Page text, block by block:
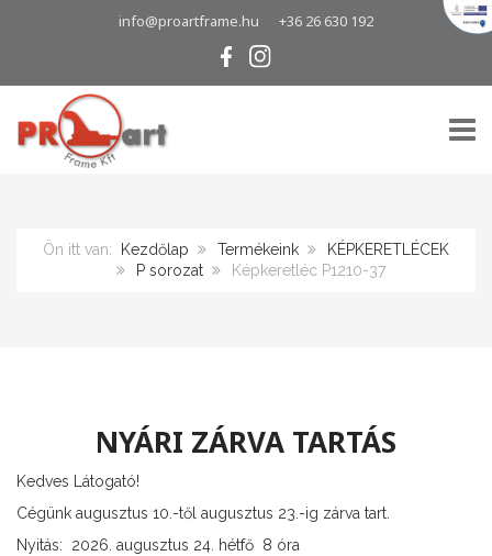
info@proartframe.hu +36 26 630 192
Ön itt van: Kezdőlap Termékeink
KÉPKERETLÉCEK
P sorozat
Képkeretléc P1210-37
NYÁRI ZÁRVA TARTÁS
Kedves Látogató!
Cégünk augusztus 10.-től augusztus 23.-ig zárva tart.
Nyitás: 2026. augusztus 24. hétfő 8 óra